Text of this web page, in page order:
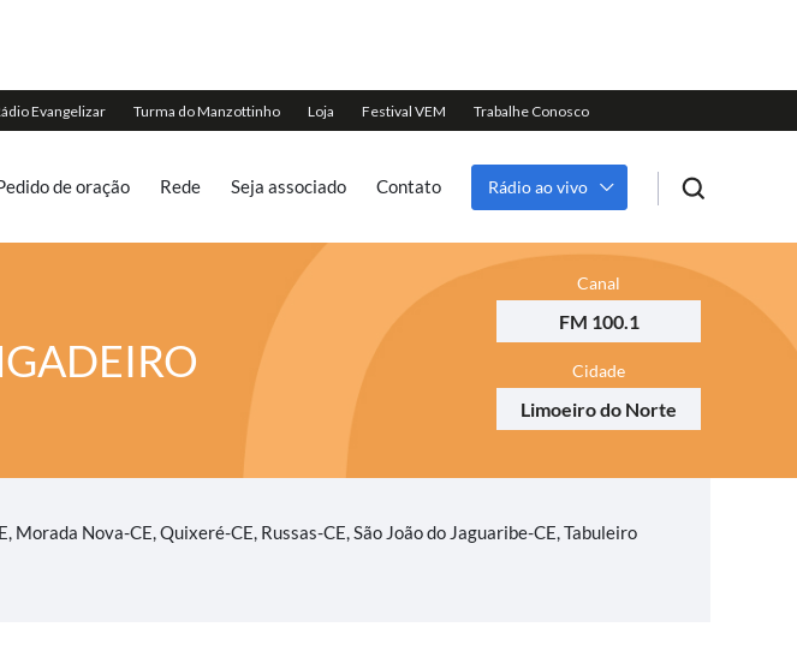
de oração Rede Seja associado Contato Rádio ao vivo
Canal
FM 100.1
Cidade
Limoeiro do Norte
Nova-CE, Quixeré-CE, Russas-CE, São João do Jaguaribe-CE, Tabuleiro